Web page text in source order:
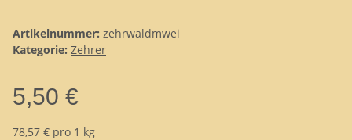
Artikelnummer: zehrwaldmwei
Kategorie: Zehrer
5,50 €
78,57 € pro 1 kg